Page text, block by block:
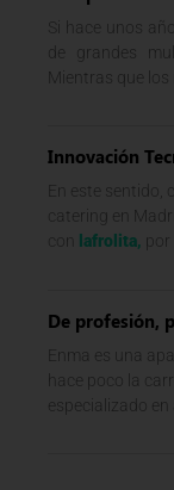
Si hace unos
de grandes
Mientras que los
Innovación
En este
catering en
con
lafrolita, por
De profesión,
Enma es una
hace poco la
especializado